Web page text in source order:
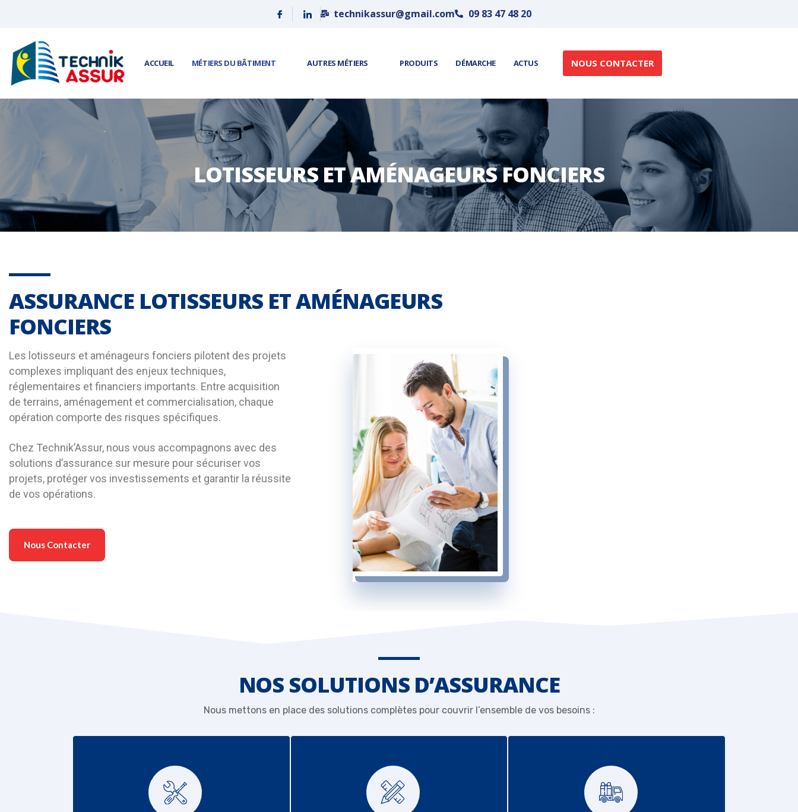
technikassur@gmail.com 09 83 47 48 20
ACCUEIL MÉTIERS DU BÂTIMENT AUTRES MÉTIERS PRODUITS DÉMARCHE ACTUS NOUS CONTACTER
LOTISSEURS ET AMÉNAGEURS FONCIERS
ASSURANCE LOTISSEURS ET AMÉNAGEURS
FONCIERS
Les lotisseurs et aménageurs fonciers pilotent des projets
complexes impliquant des enjeux techniques,
réglementaires et financiers importants. Entre acquisition
de terrains, aménagement et commercialisation, chaque
opération comporte des risques spécifiques.
Chez Technik’Assur, nous vous accompagnons avec des
solutions d’assurance sur mesure pour sécuriser vos
projets, protéger vos investissements et garantir la réussite
de vos opérations.
Nous Contacter
NOS SOLUTIONS D’ASSURANCE
Nous mettons en place des solutions complètes pour couvrir l’ensemble de vos besoins :